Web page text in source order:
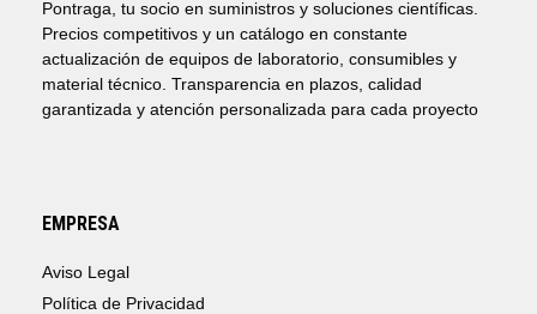
Pontraga, tu socio en suministros y soluciones científicas.
Precios competitivos y un catálogo en constante
actualización de equipos de laboratorio, consumibles y
material técnico. Transparencia en plazos, calidad
garantizada y atención personalizada para cada proyecto
EMPRESA
Aviso Legal
Política de Privacidad